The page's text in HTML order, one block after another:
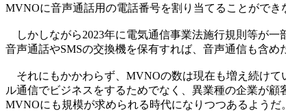
MVNOに音声通話用の電話番号を割り当てることがで
しかしながら2023年に電気通信事業法施行規則等が
音声通話やSMSの交換機を保有すれば、音声通信も含
それにもかかわらず、MVNOの数は現在も増え続けて
ル通信でビジネスをするためでなく、異業種の企業が
MVNOにも規模が求められる時代になりつつあるようだ。